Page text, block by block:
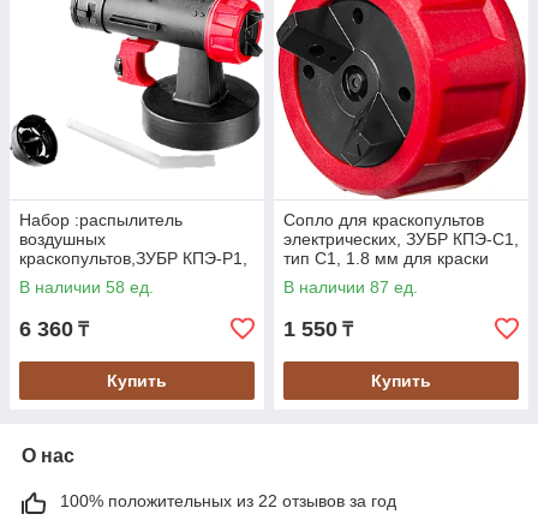
Набор :распылитель
воздушных
краскопультов,ЗУБР КПЭ-Р1,
тип Р1,плюс в комплекте два
сопла 1.8 и 2.6мм (КПЭ-Р1)
В наличии 58 ед.
6 360 ₸
Купить
Сопло для краскопультов
электрических, ЗУБР КПЭ-C1,
тип С1, 1.8 мм для краски
вязкостью 60 DIN/сек (КПЭ-
С1)
В наличии 87 ед.
1 550 ₸
Купить
О нас
100% положительных из 22 отзывов за год